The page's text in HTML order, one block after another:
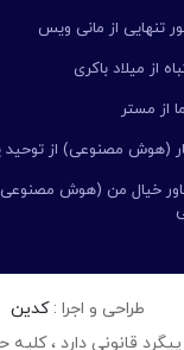
تنهایی از مانی ویس
از میلاد باکری
از مستر
(هوش مصنوعی) از توحید
باور خیال من (هوش
طراحی و اجرا :کدین
قانونی دارد ،